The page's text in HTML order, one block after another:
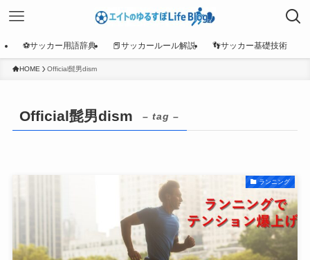
⚽サッカー用語辞典 📕サッカールール解説 👣サッカー基礎技術
HOME Official髭男dism
Official髭男dism – tag –
ランニング